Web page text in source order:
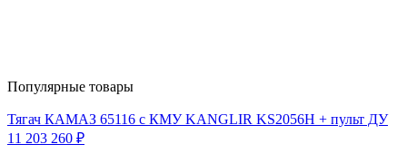
Популярные товары
Тягач КАМАЗ 65116 с КМУ KANGLIR KS2056H + пульт ДУ
11 203 260 ₽